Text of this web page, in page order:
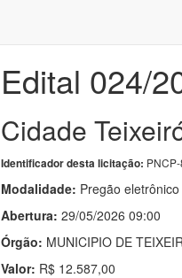
Edital 024/
Cidade
Identificador desta licitação:
Modalidade: Pregão eletrônico
Abertura: 29/05/2026 09:00
Órgão: MUNICIPIO DE
Valor: R$ 12.587,00